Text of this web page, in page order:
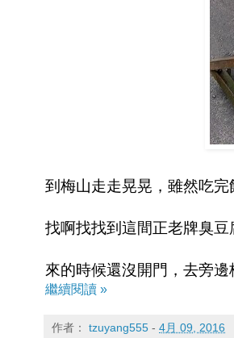
到梅山走走晃晃，雖然吃
找啊找找到這間正老牌臭豆
來的時候還沒開門，去旁
繼續閱讀 »
作者： tzuyang555 - 4月 09, 2016